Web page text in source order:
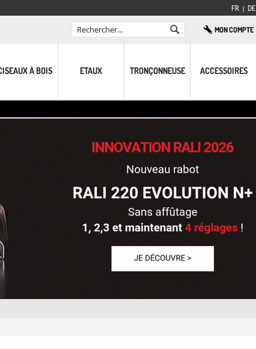
FR | DE
Rechercher
MON COMPTE
À BOIS ETAUX TRONÇONNEUSE ACCESSOIRES